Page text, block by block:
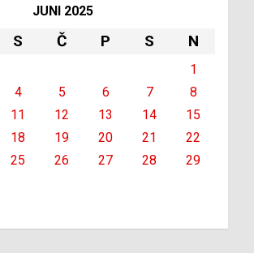
JUNI 2025
S Č P S N
1
4 5 6 7
8
11 12 13 14
15
18 19 20 21
22
25 26 27 28
29